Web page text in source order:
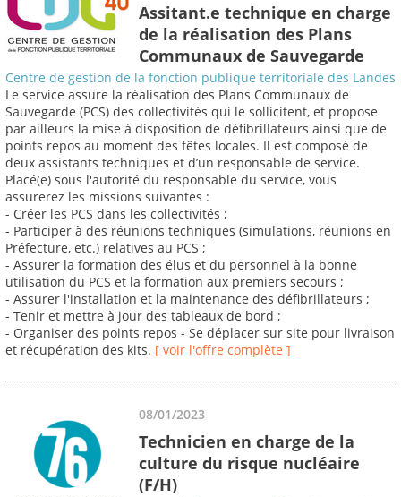
Assitant.e technique en charge
de la réalisation des Plans
Communaux de Sauvegarde
Centre de gestion de la fonction publique territoriale des Landes
Le service assure la réalisation des Plans Communaux de
Sauvegarde (PCS) des collectivités qui le sollicitent, et propose
par ailleurs la mise à disposition de défibrillateurs ainsi que de
points repos au moment des fêtes locales. Il est composé de
deux assistants techniques et d’un responsable de service.
Placé(e) sous l'autorité du responsable du service, vous
assurerez les missions suivantes :
- Créer les PCS dans les collectivités ;
- Participer à des réunions techniques (simulations, réunions en
Préfecture, etc.) relatives au PCS ;
- Assurer la formation des élus et du personnel à la bonne
utilisation du PCS et la formation aux premiers secours ;
- Assurer l'installation et la maintenance des défibrillateurs ;
- Tenir et mettre à jour des tableaux de bord ;
- Organiser des points repos - Se déplacer sur site pour livraison
et récupération des kits. [ voir l'offre complète ]
08/01/2023
Technicien en charge de la
culture du risque nucléaire
(F/H)